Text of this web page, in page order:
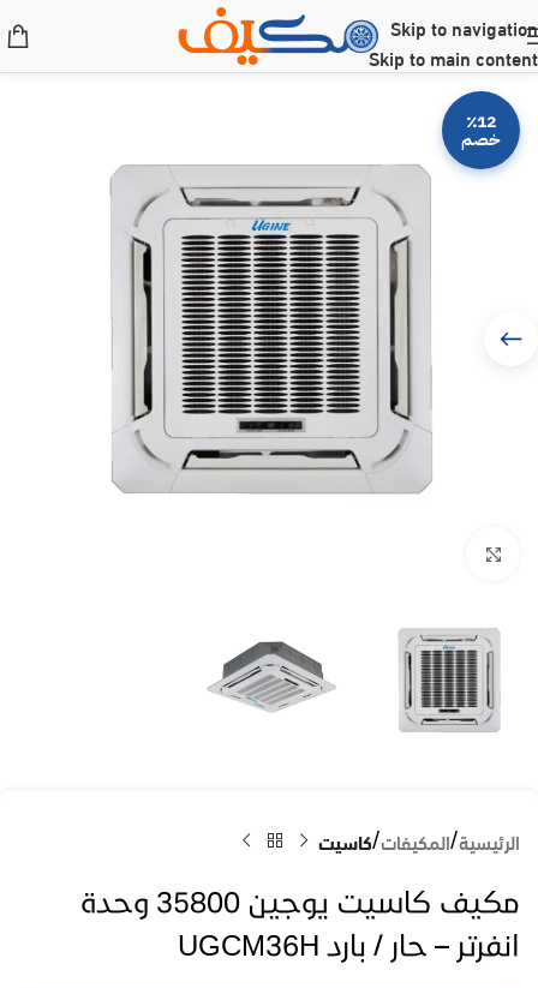
Skip to navigation
Skip to main content
٪12
خصم
الرئيسية المكيفات كاسيت
مكيف كاسيت يوجين 35800 وحدة
انفرتر – حار / بارد UGCM36H